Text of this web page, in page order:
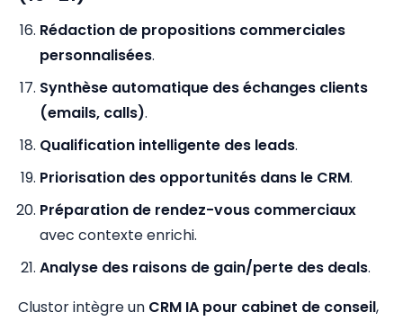
Rédaction de propositions commerciales
personnalisées.
Synthèse automatique des échanges clients
(emails, calls).
Qualification intelligente des leads.
Priorisation des opportunités dans le CRM.
Préparation de rendez-vous commerciaux
avec contexte enrichi.
Analyse des raisons de gain/perte des deals.
Clustor intègre un CRM IA pour cabinet de conseil,